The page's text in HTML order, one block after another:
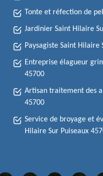
Tonte et réfection de
Jardinier Saint Hilaire
Paysagiste Saint Hilaire
Entreprise élagueur
45700
Artisan traitement des
45700
Service de broyage et
Hilaire Sur Puiseaux